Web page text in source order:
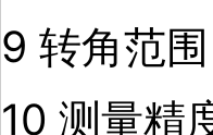
9 转角范围
10 测量精